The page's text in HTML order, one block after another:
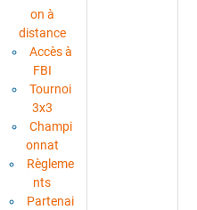
on à
distance
Accès à
FBI
Tournoi
3x3
Champi
onnat
Règleme
nts
Partenai